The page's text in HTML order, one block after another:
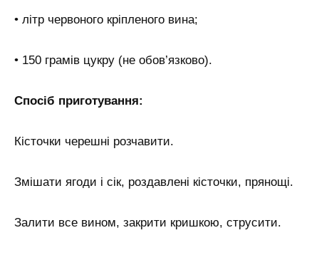
• літр червоного кріпленого вина;
• 150 грамів цукру (не обов’язково).
Спосіб приготування:
Кісточки черешні розчавити.
Змішати ягоди і сік, роздавлені кісточки, прянощі.
Залити все вином, закрити кришкою, струсити.